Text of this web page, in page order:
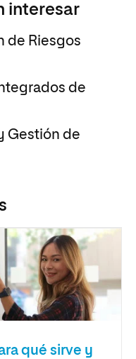
interesar
de Riesgos
de
Gestión de
qué sirve y